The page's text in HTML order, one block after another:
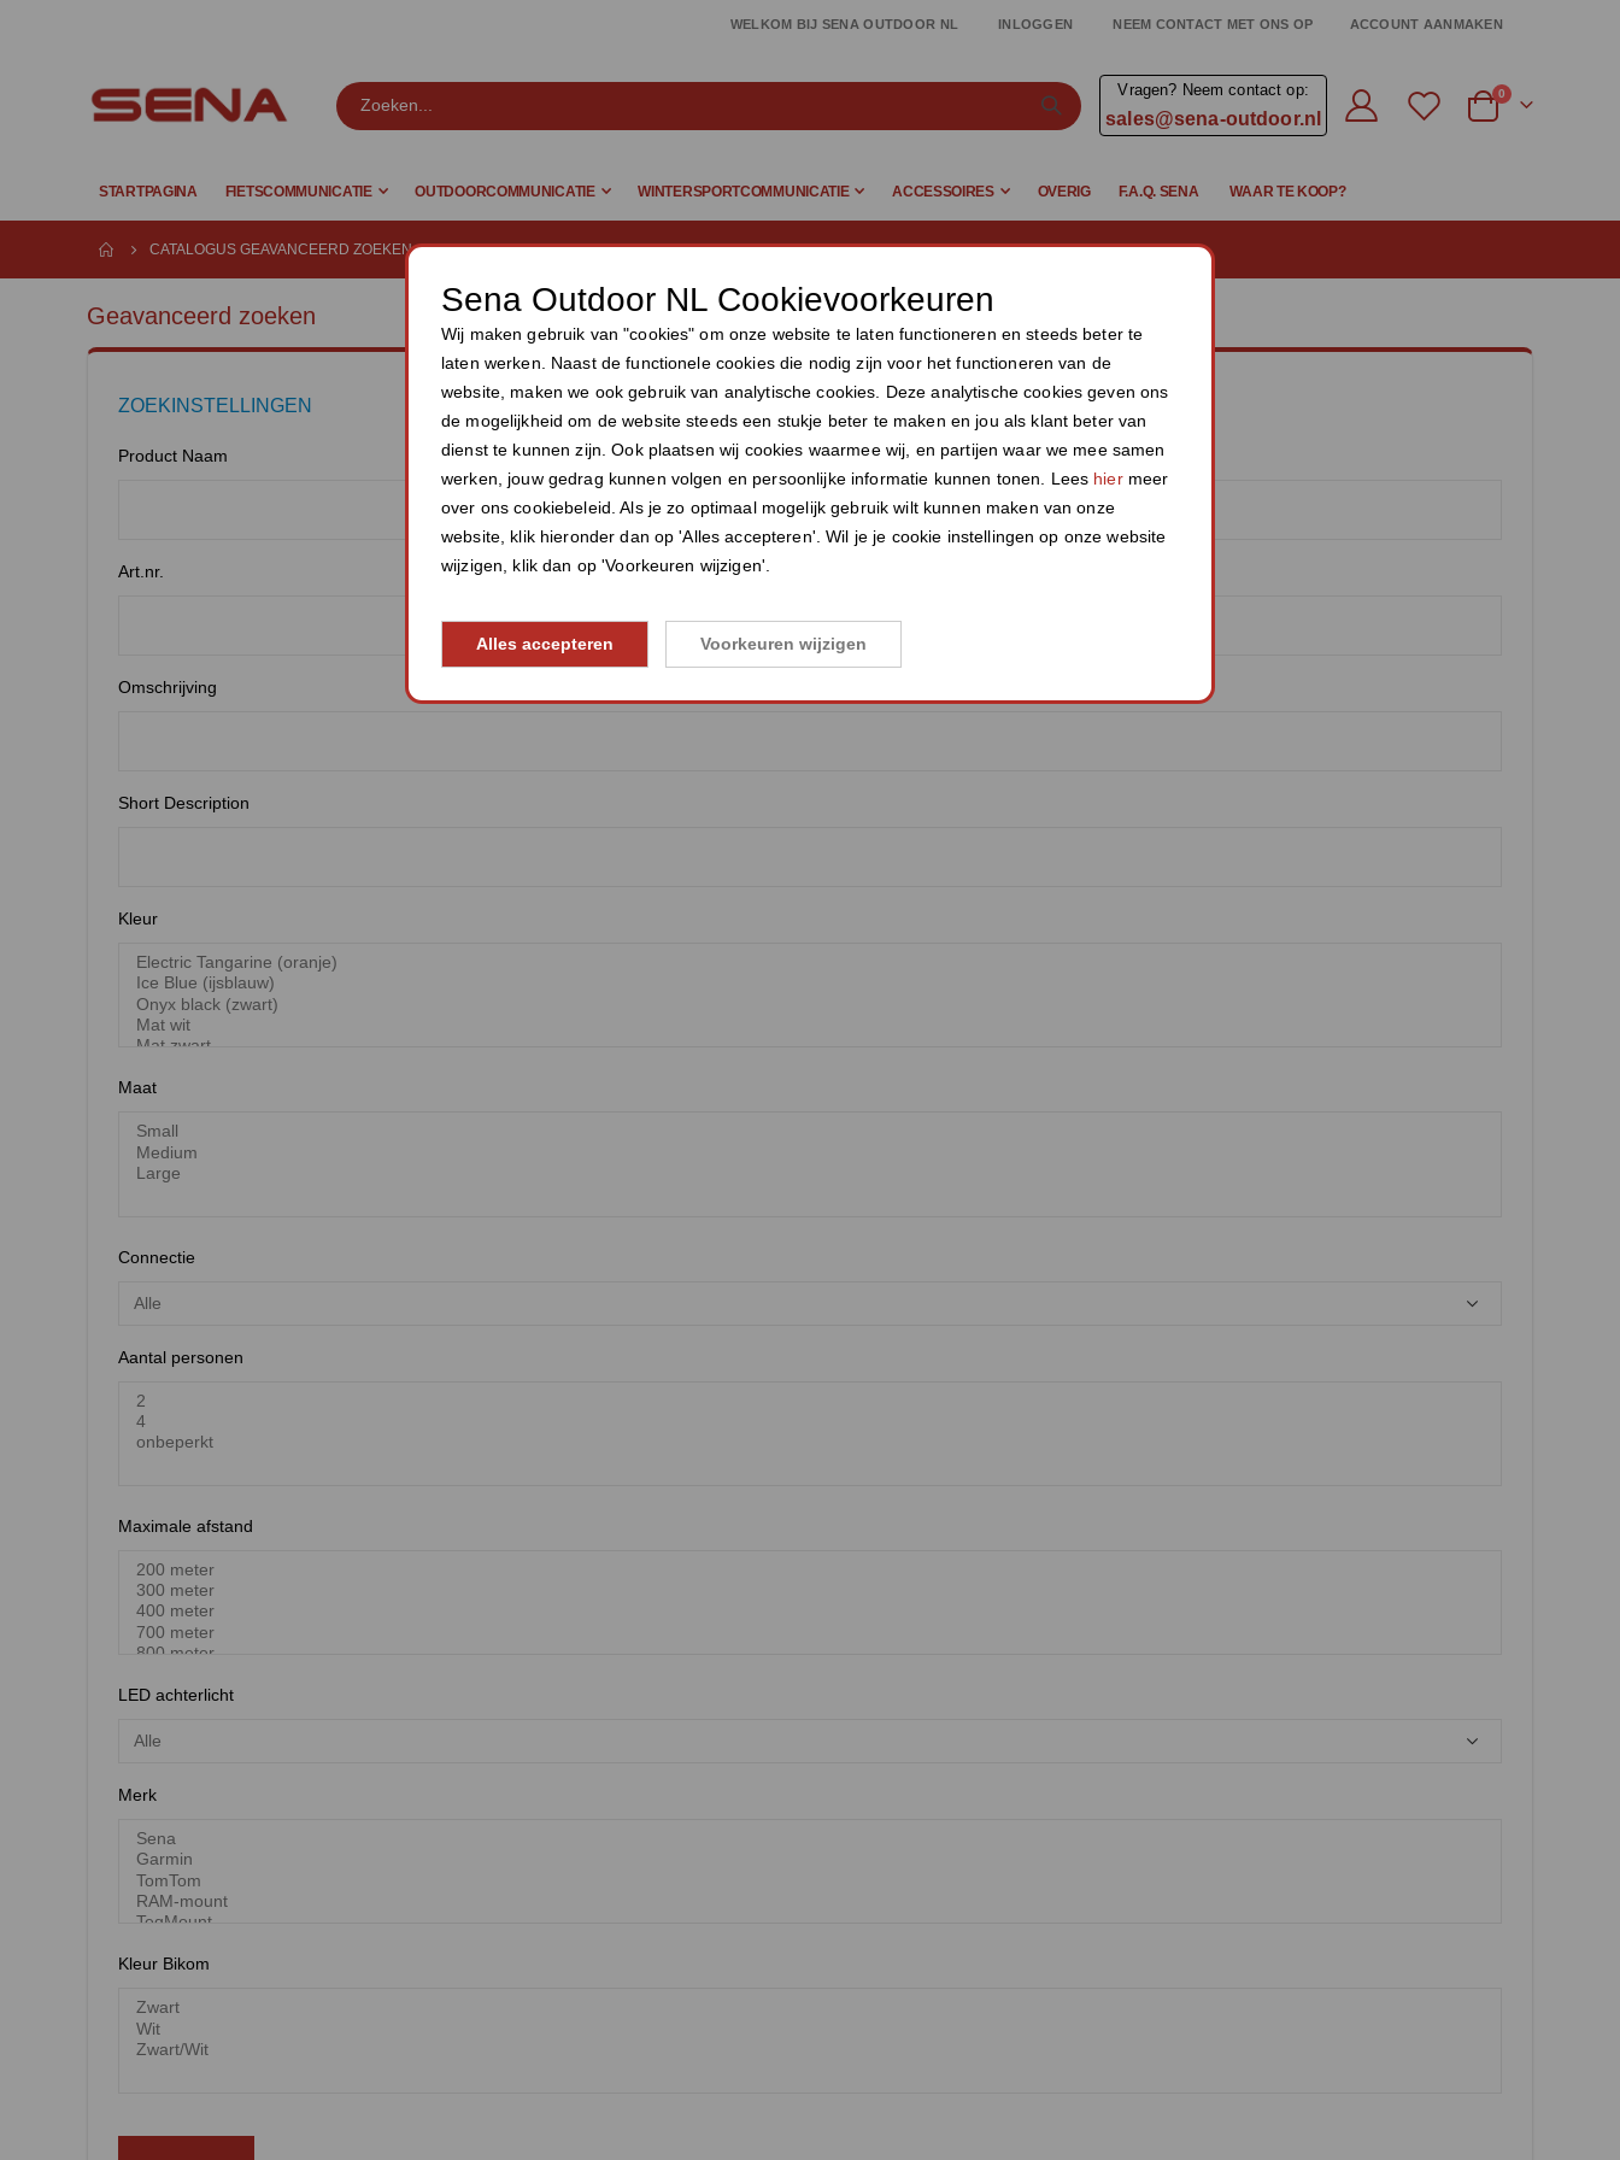
Sena Outdoor NL Cookievoorkeuren
Wij maken gebruik van "cookies" om onze website te laten functioneren en steeds beter te
laten werken. Naast de functionele cookies die nodig zijn voor het functioneren van de
website, maken we ook gebruik van analytische cookies. Deze analytische cookies geven ons
de mogelijkheid om de website steeds een stukje beter te maken en jou als klant beter van
dienst te kunnen zijn. Ook plaatsen wij cookies waarmee wij, en partijen waar we mee samen
werken, jouw gedrag kunnen volgen en persoonlijke informatie kunnen tonen. Lees hiermeer
over ons cookiebeleid. Als je zo optimaal mogelijk gebruik wilt kunnen maken van onze
website, klik hieronder dan op 'Alles accepteren'. Wil je je cookie instellingen op onze website
wijzigen, klik dan op 'Voorkeuren wijzigen'.
Alles accepteren Voorkeuren wijzigen
WELKOM BIJ SENA OUTDOOR NL INLOGGEN NEEM CONTACT MET ONS OP ACCOUNT AANMAKEN
Vragen? Neem contact op:
sales@sena-outdoor.nl Cart
0 producten
STARTPAGINA FIETSCOMMUNICATIE OUTDOORCOMMUNICATIE WINTERSPORTCOMMUNICATIE ACCESSOIRES OVERIG F.A.Q. SENA WAAR TE KOOP?
CATALOGUS GEAVANCEERD ZOEKEN
Geavanceerd zoeken
ZOEKINSTELLINGEN
Product Naam
Art.nr.
Omschrijving
Short Description
Kleur
Maat
Connectie
Aantal personen
Maximale afstand
LED achterlicht
Merk
Kleur Bikom